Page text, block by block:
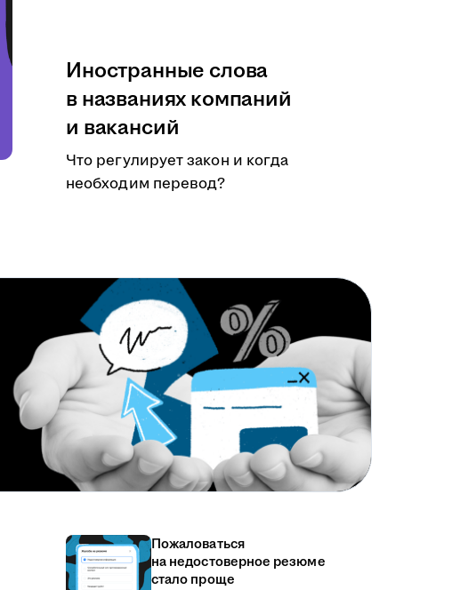
Иностранные слова
в названиях компаний
и вакансий
Что регулирует закон и когда
необходим перевод?
Пожаловаться
на недостоверное резюме
стало проще